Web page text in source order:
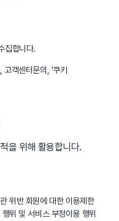
집합니다.
객센터문의, ‘쿠키
을 위해 활용합니다.
위반 회원에 대한 이용제한
위 및 서비스 부정이용 행위